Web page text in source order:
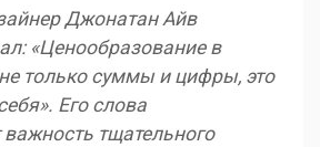
Джонатан Айв
«Ценообразование в
только суммы и цифры, это
Его слова
тщательного